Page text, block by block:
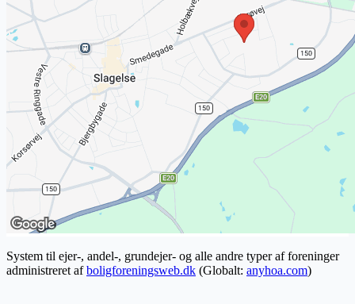
System til ejer-, andel-, grundejer- og alle andre typer af foreninger
administreret afboligforeningsweb.dk (Globalt: anyhoa.com)